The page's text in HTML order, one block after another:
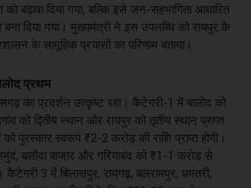
बढ़ावा दिया गया, बल्कि इसे जन-सहभागिता आधारित
बना दिया गया। मुख्यमंत्री ने इस उपलब्धि को रायपुर के
के सामूहिक प्रयासों का परिणाम बताया।
प्रथम
का प्रदर्शन उत्कृष्ट रहा। कैटेगरी-1 में बालोद को
को द्वितीय स्थान और रायपुर को तृतीय स्थान प्राप्त
पुरस्कार स्वरूप ₹2-2 करोड़ की राशि प्राप्त होगी।
बलौदा बाजार और गरियाबंद को ₹1-1 करोड़ से
कैटेगरी 3 में बिलासपुर, रायगढ़, बलरामपुर, धमतरी,